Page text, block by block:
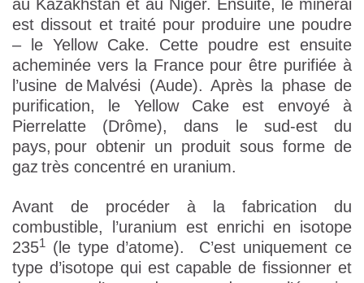
au Kazakhstan et au Niger. Ensuite, le minerai
est dissout et traité pour produire une poudre
– le Yellow Cake. Cette poudre est ensuite
acheminée vers la France pour être purifiée à
l’usine de Malvési (Aude). Après la phase de
purification, le Yellow Cake est envoyé à
Pierrelatte (Drôme), dans le sud-est du
pays, pour obtenir un produit sous forme de
gaz très concentré en uranium.
Avant de procéder à la fabrication du
combustible, l’uranium est enrichi en isotope
2351
(le type d’atome). C’est uniquement ce
type d’isotope qui est capable de fissionner et